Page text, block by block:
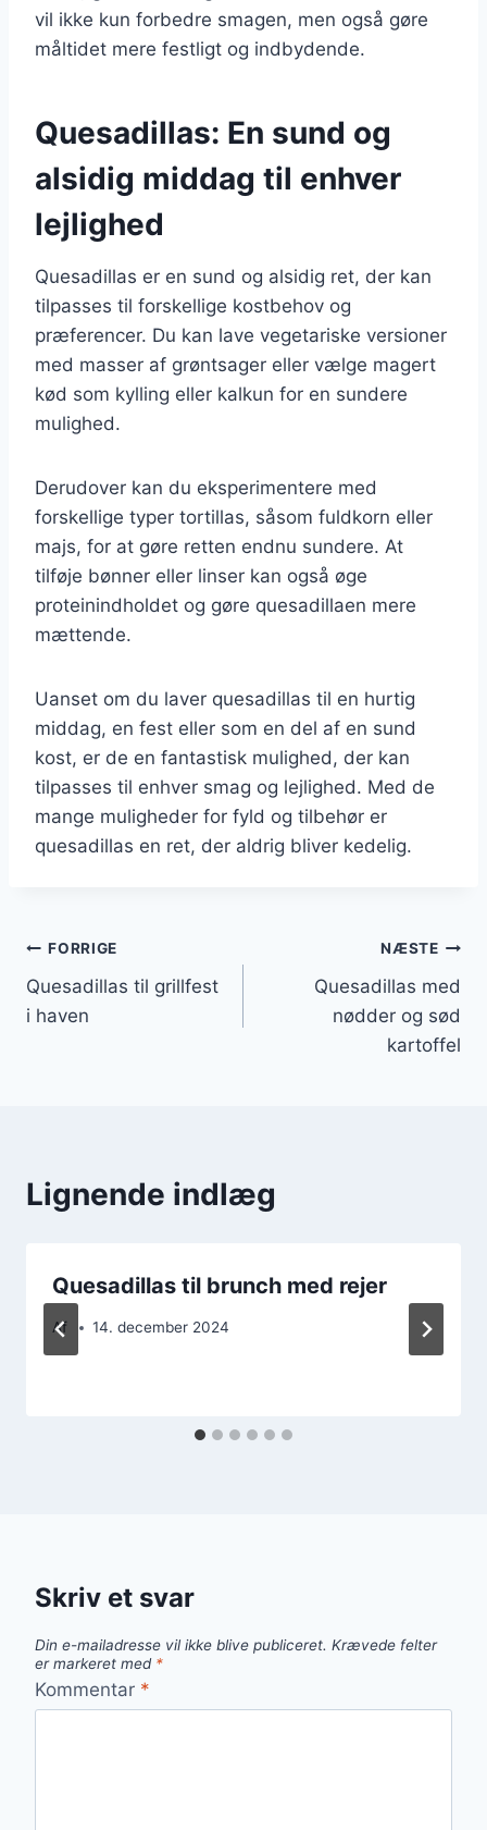
vil ikke kun forbedre smagen, men også gøre
måltidet mere festligt og indbydende.
Quesadillas: En sund og
alsidig middag til enhver
lejlighed
Quesadillas er en sund og alsidig ret, der kan
tilpasses til forskellige kostbehov og
præferencer. Du kan lave vegetariske versioner
med masser af grøntsager eller vælge magert
kød som kylling eller kalkun for en sundere
mulighed.
Derudover kan du eksperimentere med
forskellige typer tortillas, såsom fuldkorn eller
majs, for at gøre retten endnu sundere. At
tilføje bønner eller linser kan også øge
proteinindholdet og gøre quesadillaen mere
mættende.
Uanset om du laver quesadillas til en hurtig
middag, en fest eller som en del af en sund
kost, er de en fantastisk mulighed, der kan
tilpasses til enhver smag og lejlighed. Med de
mange muligheder for fyld og tilbehør er
quesadillas en ret, der aldrig bliver kedelig.
Indlægsnavigation
FORRIGE
Quesadillas til grillfest
i haven
NÆSTE
Quesadillas med
nødder og sød
kartoffel
Lignende indlæg
Quesadillas til brunch med rejer
Af 14. december 2024
Skriv et svar
Din e-mailadresse vil ikke blive publiceret. Krævede felter
er markeret med *
Kommentar *